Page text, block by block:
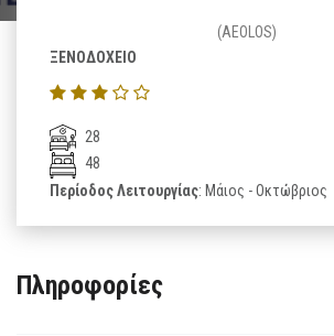
(AEOLOS)
ΞΕΝΟΔΟΧΕΙΟ
28
48
Περίοδος Λειτουργίας: Μάιος - Οκτώβριος
Πληροφορίες